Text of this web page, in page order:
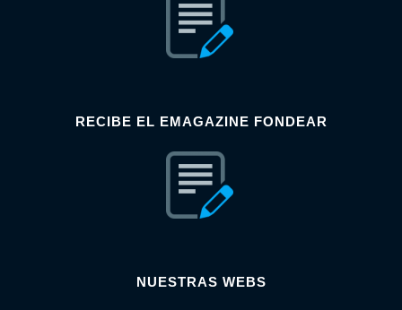
RECIBE EL EMAGAZINE FONDEAR
NUESTRAS WEBS